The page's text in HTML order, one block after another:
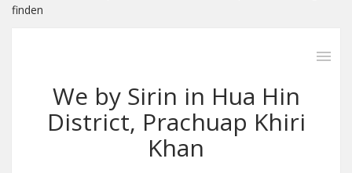
finden
We by Sirin in Hua Hin
District, Prachuap Khiri
Khan